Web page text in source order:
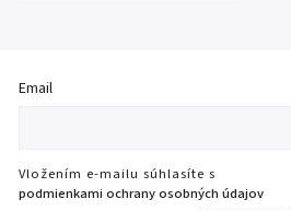
Email
Vložením e-mailu súhlasíte s
podmienkami ochrany osobných údajov